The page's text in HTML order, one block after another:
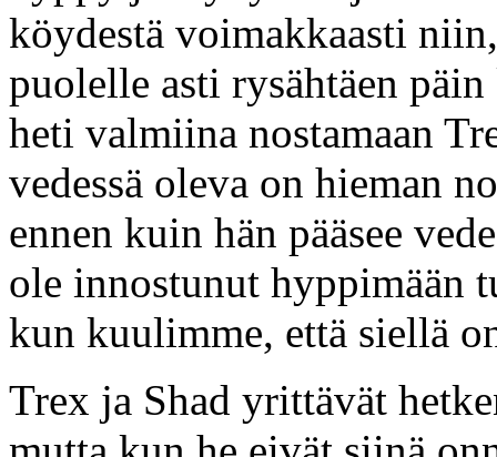
köydestä voimakkaasti
puolelle asti rysähtäen
heti valmiina nostamaan
vedessä oleva on hieman
ennen kuin hän pääsee
ole innostunut hyppimään
kun kuulimme, että siellä
Trex ja Shad yrittävät